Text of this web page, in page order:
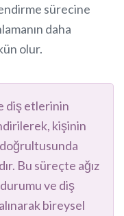
sürecine
daha
olur.
diş etlerinin
kişinin
doğrultusunda
Bu süreçte ağız
ve diş
bireysel